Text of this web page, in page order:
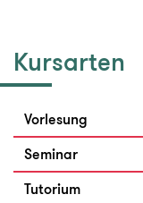
Kursarten
Vorlesung
Seminar
Tutorium